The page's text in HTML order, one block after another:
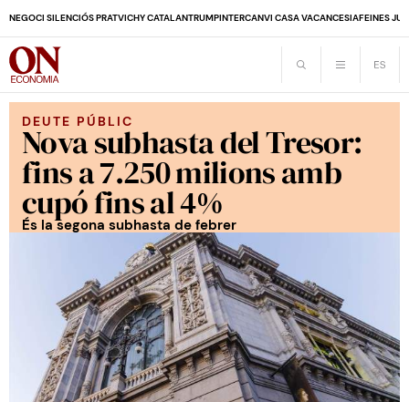
NEGOCI SILENCIÓS PRATVICHY CATALANTRUMPINTERCANVI CASA VACANCESIAFEINES
DEUTE PÚBLIC
Nova subhasta del Tresor:
fins a 7.250 milions amb
cupó fins al 4%
És la segona subhasta de febrer